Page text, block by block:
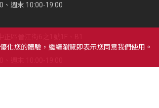
、週末 10:00-19:00
化您的體驗，繼續瀏覽即表示您同意我們使用。